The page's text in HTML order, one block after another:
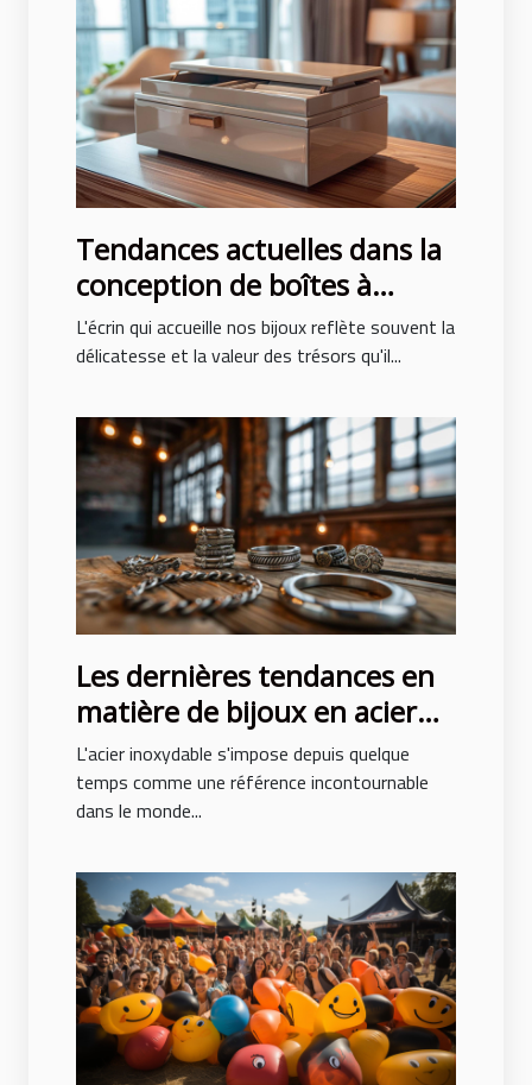
Tendances actuelles dans la
conception de boîtes à
bijoux pour hommes et
femmes
L'écrin qui accueille nos bijoux reflète souvent la
délicatesse et la valeur des trésors qu'il...
Les dernières tendances en
matière de bijoux en acier
inoxydable
L'acier inoxydable s'impose depuis quelque
temps comme une référence incontournable
dans le monde...